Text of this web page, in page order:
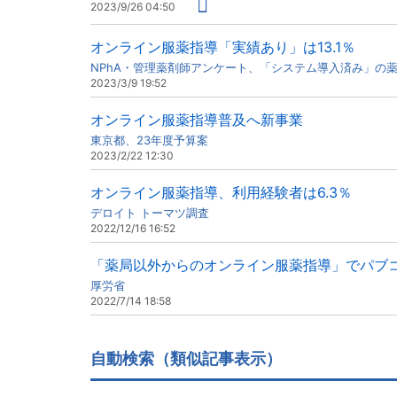
2023/9/26 04:50
オンライン服薬指導「実績あり」は13.1％
NPhA・管理薬剤師アンケート、「システム導入済み」の
2023/3/9 19:52
オンライン服薬指導普及へ新事業
東京都、23年度予算案
2023/2/22 12:30
オンライン服薬指導、利用経験者は6.3％
デロイト トーマツ調査
2022/12/16 16:52
「薬局以外からのオンライン服薬指導」でパブ
厚労省
2022/7/14 18:58
自動検索（類似記事表示）